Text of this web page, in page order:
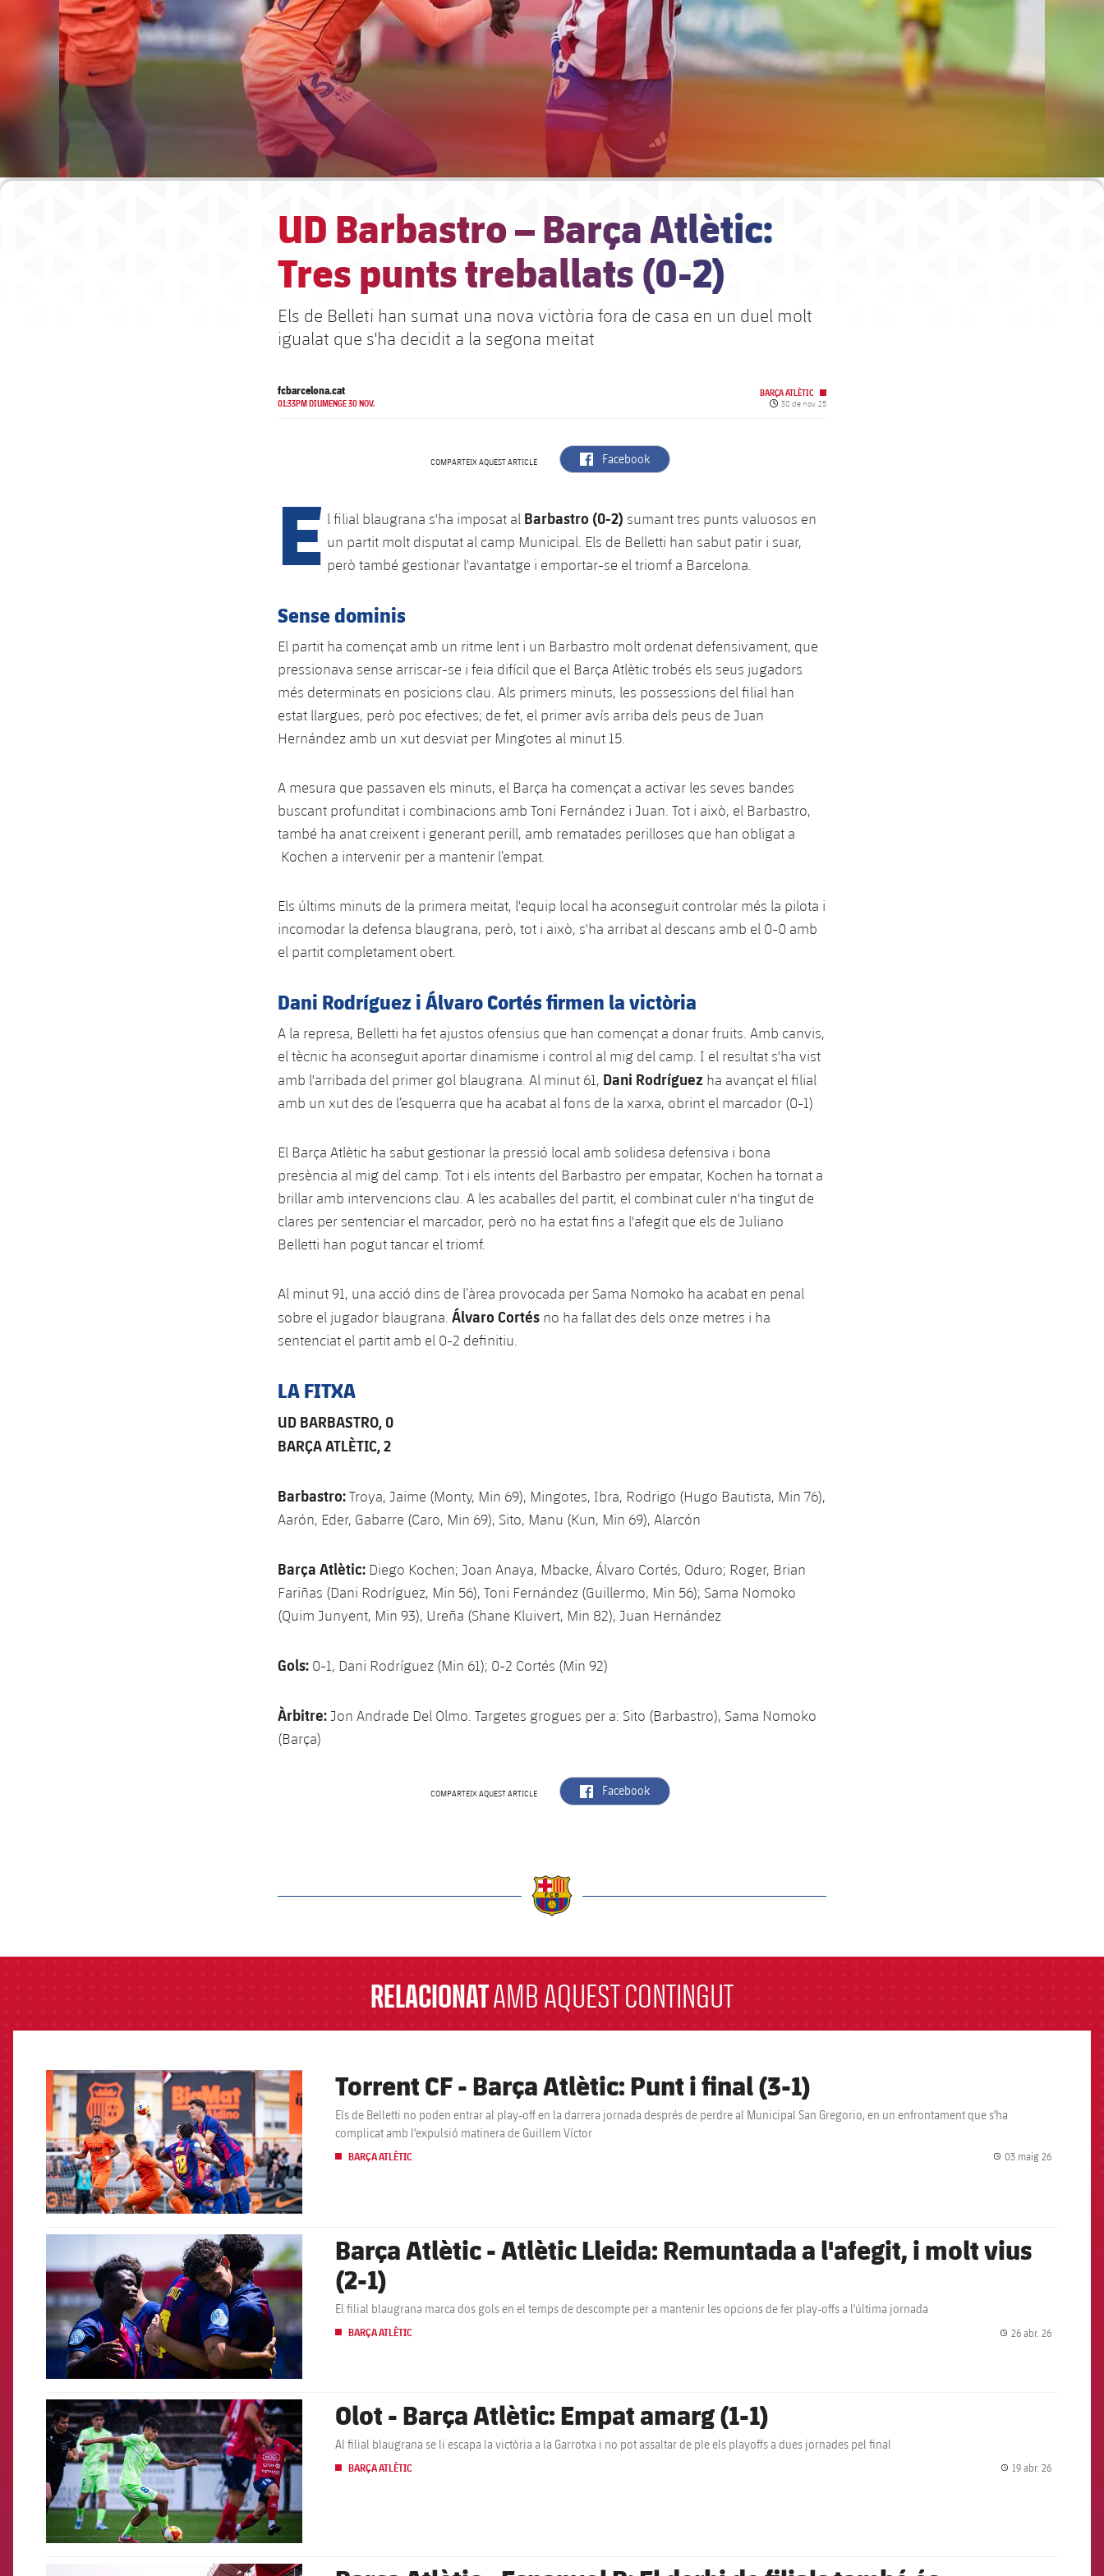
UD Barbastro – Barça Atlètic:
Tres punts treballats (0-2)
Els de Belleti han sumat una nova victòria fora de casa en un duel molt
igualat que s'ha decidit a la segona meitat
fcbarcelona.cat
01:33PM DIUMENGE 30 NOV.
BARÇA ATLÈTIC
Data de publicació
30 de nov. 25
COMPARTEIX AQUEST ARTICLE label.aria.facebook
Facebook
E l filial blaugrana s'ha imposat al Barbastro (0-2) sumant tres punts valuosos en
un partit molt disputat al camp Municipal. Els de Belletti han sabut patir i suar,
però també gestionar l'avantatge i emportar-se el triomf a Barcelona.
Sense dominis
El partit ha començat amb un ritme lent i un Barbastro molt ordenat defensivament, que
pressionava sense arriscar-se i feia difícil que el Barça Atlètic trobés els seus jugadors
més determinats en posicions clau. Als primers minuts, les possessions del filial han
estat llargues, però poc efectives; de fet, el primer avís arriba dels peus de Juan
Hernández amb un xut desviat per Mingotes al minut 15.
A mesura que passaven els minuts, el Barça ha començat a activar les seves bandes
buscant profunditat i combinacions amb Toni Fernández i Juan. Tot i això, el Barbastro,
també ha anat creixent i generant perill, amb rematades perilloses que han obligat a
Kochen a intervenir per a mantenir l’empat.
Els últims minuts de la primera meitat, l'equip local ha aconseguit controlar més la pilota i
incomodar la defensa blaugrana, però, tot i això, s'ha arribat al descans amb el 0-0 amb
el partit completament obert.
Dani Rodríguez i Álvaro Cortés firmen la victòria
A la represa, Belletti ha fet ajustos ofensius que han començat a donar fruits. Amb canvis,
el tècnic ha aconseguit aportar dinamisme i control al mig del camp. I el resultat s'ha vist
amb l'arribada del primer gol blaugrana. Al minut 61, Dani Rodríguez ha avançat el filial
amb un xut des de l’esquerra que ha acabat al fons de la xarxa, obrint el marcador (0-1)
El Barça Atlètic ha sabut gestionar la pressió local amb solidesa defensiva i bona
presència al mig del camp. Tot i els intents del Barbastro per empatar, Kochen ha tornat a
brillar amb intervencions clau. A les acaballes del partit, el combinat culer n'ha tingut de
clares per sentenciar el marcador, però no ha estat fins a l'afegit que els de Juliano
Belletti han pogut tancar el triomf.
Al minut 91, una acció dins de l’àrea provocada per Sama Nomoko ha acabat en penal
sobre el jugador blaugrana. Álvaro Cortés no ha fallat des dels onze metres i ha
sentenciat el partit amb el 0-2 definitiu.
LA FITXA
UD BARBASTRO, 0
BARÇA ATLÈTIC, 2
Barbastro:Troya, Jaime (Monty, Min 69), Mingotes, Ibra, Rodrigo (Hugo Bautista, Min 76),
Aarón, Eder, Gabarre (Caro, Min 69), Sito, Manu (Kun, Min 69), Alarcón
Barça Atlètic: Diego Kochen; Joan Anaya, Mbacke, Álvaro Cortés, Oduro; Roger, Brian
Fariñas (Dani Rodríguez, Min 56), Toni Fernández (Guillermo, Min 56); Sama Nomoko
(Quim Junyent, Min 93), Ureña (Shane Kluivert, Min 82), Juan Hernández
Gols: 0-1, Dani Rodríguez (Min 61); 0-2 Cortés (Min 92)
Àrbitre:Jon Andrade Del Olmo. Targetes grogues per a: Sito (Barbastro), Sama Nomoko
(Barça)
COMPARTEIX AQUEST ARTICLE label.aria.facebook
Facebook
RELACIONATAMB AQUEST CONTINGUT
FCB Barcelona badge Torrent CF - Barça Atlètic: Punt i final (3-1)
Els de Belletti no poden entrar al play-off en la darrera jornada després de perdre al Municipal San Gregorio, en un enfrontament que s'ha
complicat amb l'expulsió matinera de Guillem Víctor
BARÇA ATLÈTIC 03 maig 26
Barça Atlètic - Atlètic Lleida: Remuntada a l'afegit, i molt vius
(2-1)
El filial blaugrana marca dos gols en el temps de descompte per a mantenir les opcions de fer play-offs a l'última jornada
BARÇA ATLÈTIC 26 abr. 26
FCB Barcelona badge Olot - Barça Atlètic: Empat amarg (1-1)
Al filial blaugrana se li escapa la victòria a la Garrotxa i no pot assaltar de ple els playoffs a dues jornades pel final
BARÇA ATLÈTIC 19 abr. 26